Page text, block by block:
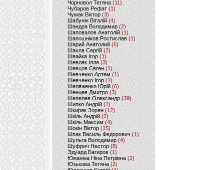
Чорновол Тетяна (11)
Чубаров Рефат (1)
Чумак Віктор(3)
Шабунін Віталій (4)
Шандра Володимир (2)
Шаповалов Анатолій(1)
Шапошніков Ростислав(1)
Шарий Анатолий(6)
Шахов Сергій(2)
Швайка Ігор (1)
Шевляк Ілля (3)
Шевцов Євген (1)
Шевченко Артем(1)
Шевченко Ігор(1)
Шеляженко Юрій (6)
Шенцев Дмитро (3)
Шепелев Олександр (39)
Шипко Андрій(1)
Шкиряк Зорян(12)
Шкіль Андрій(2)
Шкіль Максим (4)
Шокін Віктор (15)
Шпак Василь Федорович (1)
Шульга Володимир (4)
Шуфрич Нестор(8)
Эдуард Багиров (1)
Южаніна Ніна Петрівна (2)
Юзькова Тетяна(2)